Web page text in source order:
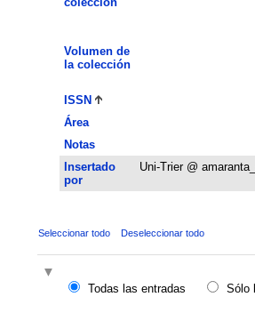
Volumen de
la colección
ISSN
Área
Notas
Insertado
por
Uni-Trier @
Seleccionar todo Deseleccionar todo
Todas las entradas
Sólo